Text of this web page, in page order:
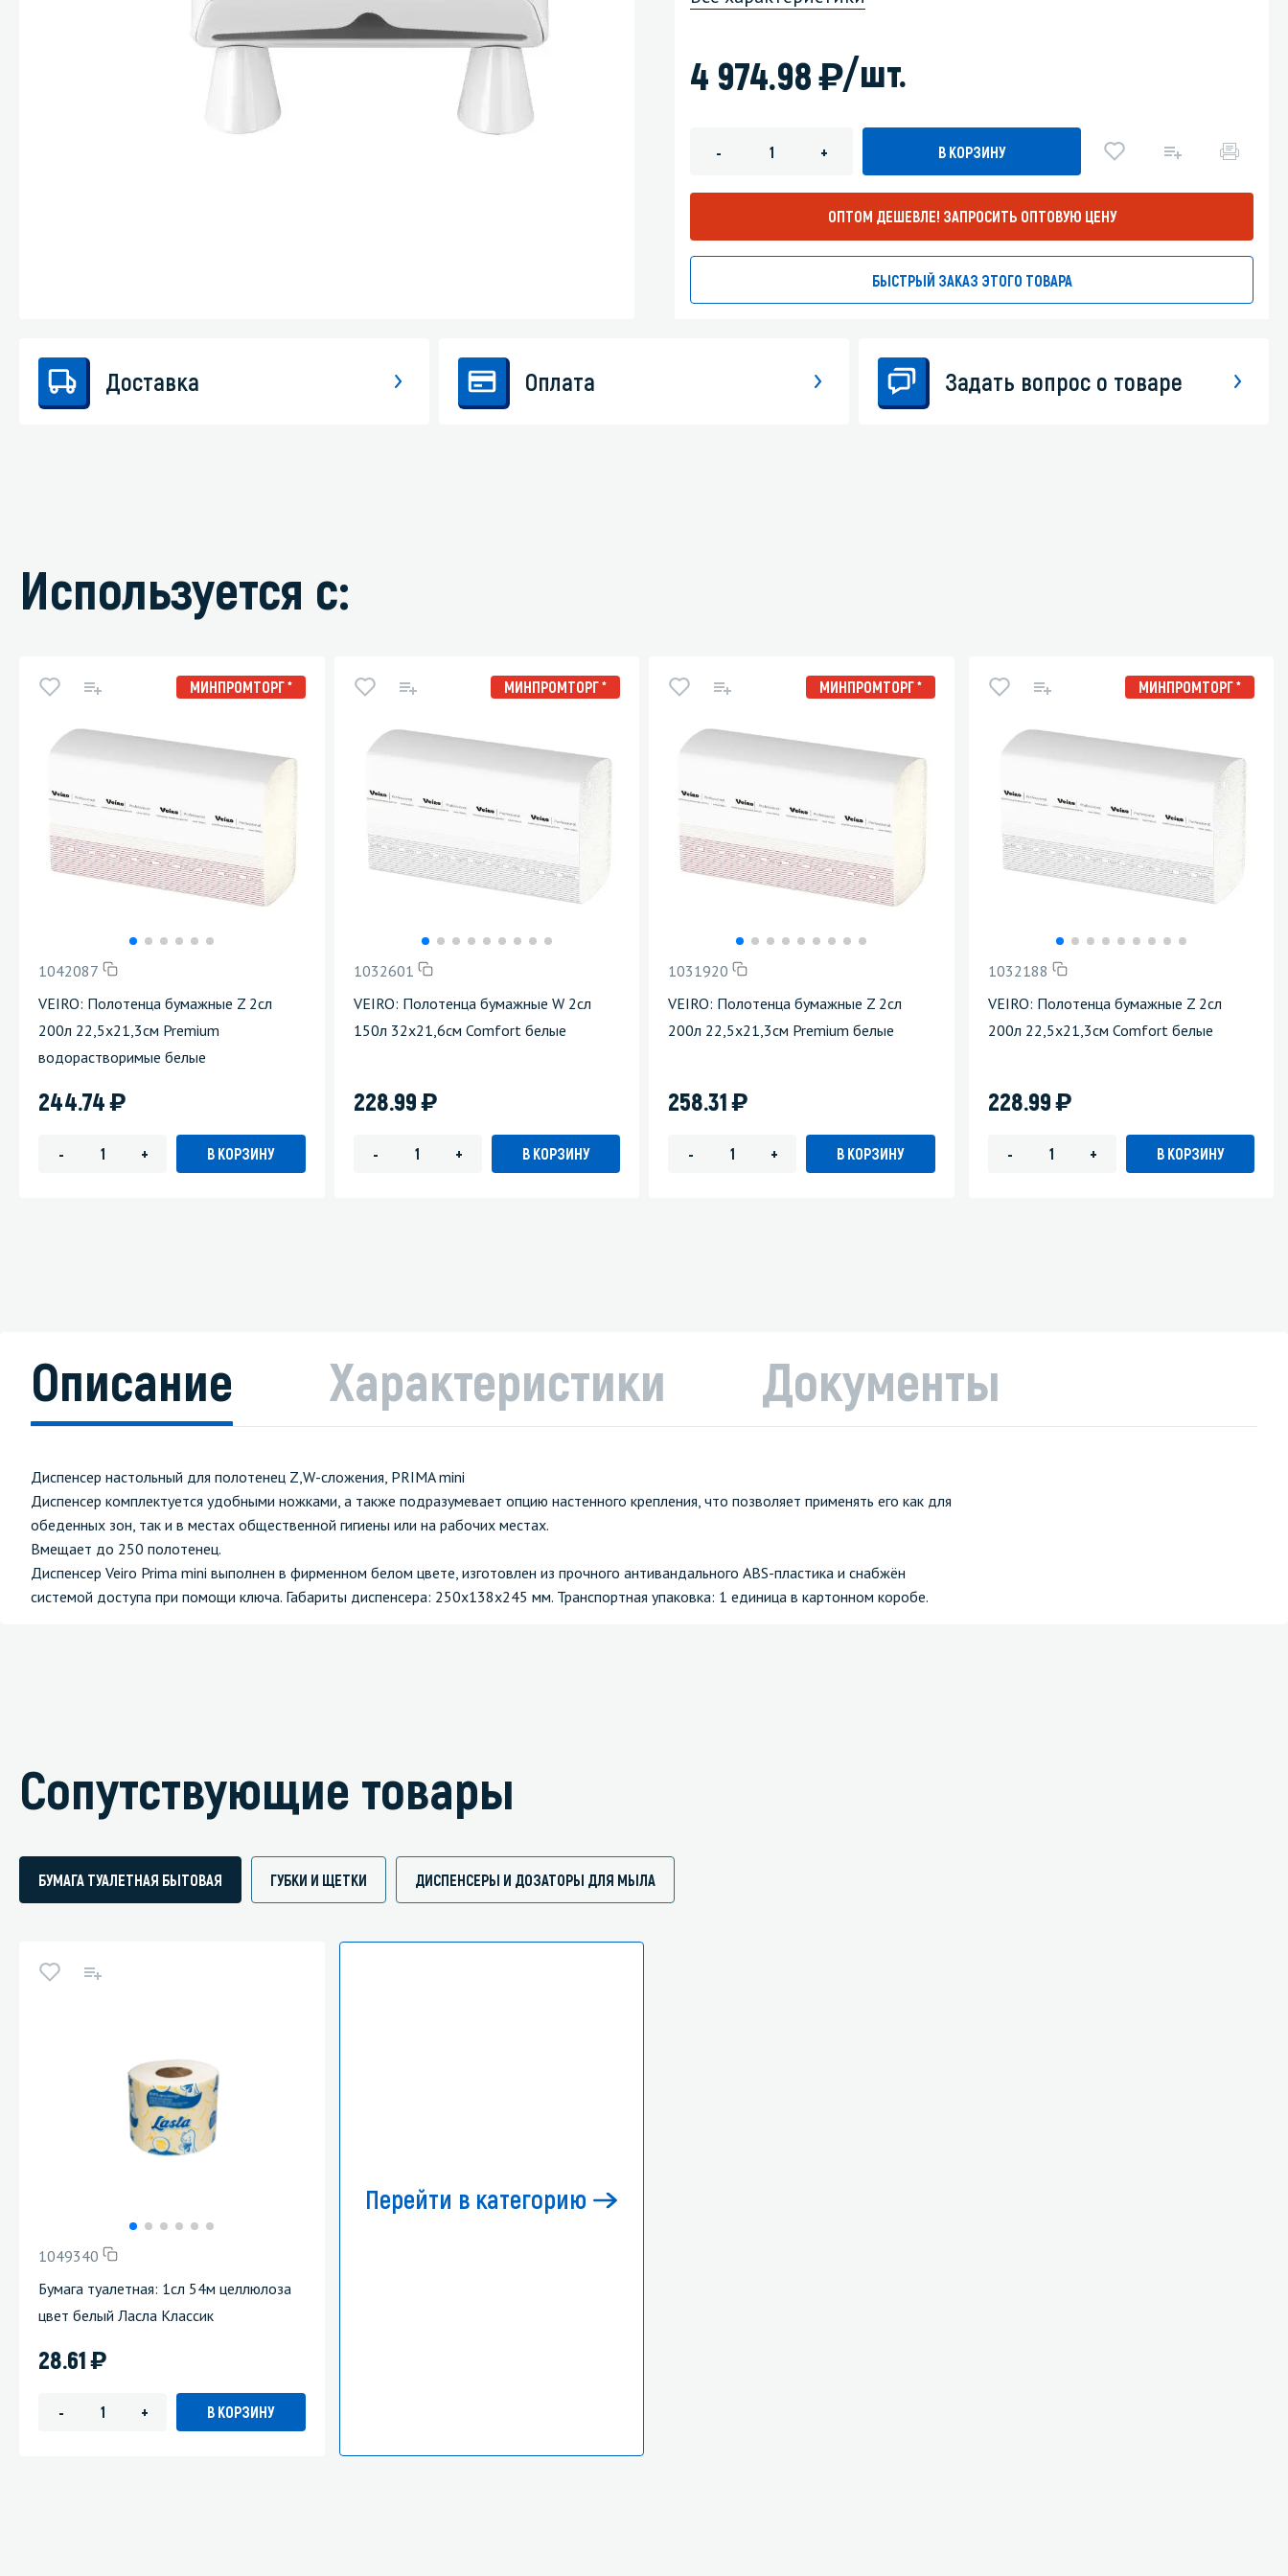
Стекла и зеркала
Личная гигиена
4 974.98)/шт.
- + В КОРЗИНУ
ОПТОМ ДЕШЕВЛЕ! ЗАПРОСИТЬ ОПТОВУЮ ЦЕНУ
БЫСТРЫЙ ЗАКАЗ ЭТОГО ТОВАРА
Доставка Оплата Задать вопрос о товаре
Используется с:
МИНПРОМТОРГ *
1042087
VEIRO: Полотенца бумажные Z 2сл
200л 22,5х21,3см Premium
водорастворимые белые
244.74)
- + В КОРЗИНУ
МИНПРОМТОРГ *
1032601
VEIRO: Полотенца бумажные W 2сл
150л 32х21,6см Comfort белые
228.99)
- + В КОРЗИНУ
МИНПРОМТОРГ *
1031920
VEIRO: Полотенца бумажные Z 2сл
200л 22,5х21,3см Premium белые
258.31)
- + В КОРЗИНУ
МИНПРОМТОРГ *
1032188
VEIRO: Полотенца бумажные Z 2сл
200л 22,5х21,3см Comfort белые
228.99)
- + В КОРЗИНУ
Описание Характеристики Документы
Диспенсер настольный для полотенец Z,W-сложения, PRIMA mini
Диспенсер комплектуется удобными ножками, а также подразумевает опцию настенного крепления, что позволяет применять его как для
обеденных зон, так и в местах общественной гигиены или на рабочих местах.
Вмещает до 250 полотенец.
Диспенсер Veiro Prima mini выполнен в фирменном белом цвете, изготовлен из прочного антивандального ABS-пластика и снабжён
системой доступа при помощи ключа. Габариты диспенсера: 250x138x245 мм. Транспортная упаковка: 1 единица в картонном коробе.
Сопутствующие товары
БУМАГА ТУАЛЕТНАЯ БЫТОВАЯ ГУБКИ И ЩЕТКИ ДИСПЕНСЕРЫ И ДОЗАТОРЫ ДЛЯ МЫЛА
1049340
Бумага туалетная: 1сл 54м целлюлоза
цвет белый Ласла Классик
28.61)
- + В КОРЗИНУ
Перейти в категорию